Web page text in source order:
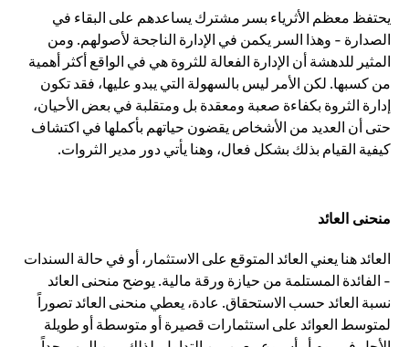
يحتفظ معظم الأثرياء بسر مشترك يساعدهم على البقاء في
الصدارة - وهذا السر يكمن في الإدارة الناجحة لأصولهم. ومن
المثير للدهشة أن الإدارة الفعالة للثروة هي في الواقع أكثر أهمية
من كسبها. لكن الأمر ليس بالسهولة التي يبدو عليها، فقد تكون
إدارة الثروة بكفاءة صعبة ومعقدة بل ومتقلبة في بعض الأحيان،
حتى أن العديد من الأشخاص يقضون حياتهم بأكملها في اكتشاف
كيفية القيام بذلك بشكل فعال، وهنا يأتي دور مدير الثروات.
منحنى العائد
العائد هنا يعني العائد المتوقع على الاستثمار، أو في حالة السندات
- الفائدة المستلمة من حيازة ورقة مالية. يوضح منحنى العائد
نسبة العائد حسب الاستحقاق. عادة، يعطي منحنى العائد تصوراً
لمتوسط العوائد على استثمارات قصيرة أو متوسطة أو طويلة